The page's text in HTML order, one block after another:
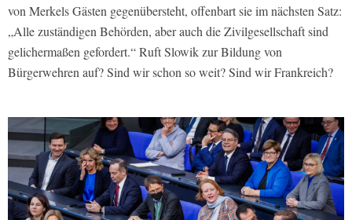
von Merkels Gästen gegenübersteht, offenbart sie im nächsten Satz:
„Alle zuständigen Behörden, aber auch die Zivilgesellschaft sind
gelichermaßen gefordert.“ Ruft Slowik zur Bildung von
Bürgerwehren auf? Sind wir schon so weit? Sind wir Frankreich?